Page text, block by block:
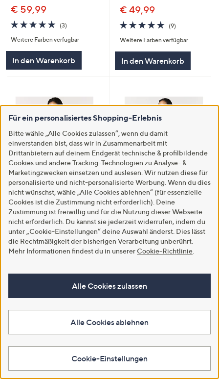
€ 59,99
5.0
von
5
(3)3
Weitere Farben verfügbar
In den Warenkorb
€ 49,99
5.0
von
5
(9)9
Weitere Farben verfügbar
In den Warenkorb
SALE
STEFFEN SCHRAUT Pullover V-
Ausschnitt Seitennahtschlitz
figurumspielend
€ 31,99
5.0
von
(2)2
Bewertungen
SALE
STEFFEN SCHRAUT Cardigan,
3/4 Arm V-Ausschnitt
Strukturstrick figurumspielend
€ 26,99
5.0
von
(3)3
Bewertungen
Für ein personalisiertes Shopping-Erlebnis
Bitte wähle „Alle Cookies zulassen“, wenn du damit
einverstanden bist, dass wir in Zusammenarbeit mit
Drittanbietern auf deinem Endgerät technische & profilbildende
Cookies und andere Tracking-Technologien zu Analyse- &
Marketingzwecken einsetzen und auslesen. Wir nutzen diese für
personalisierte und nicht-personalisierte Werbung. Wenn du dies
nicht wünschst, wähle „Alle Cookies ablehnen“ (für essenzielle
Cookies ist die Zustimmung nicht erforderlich). Deine
Zustimmung ist freiwillig und für die Nutzung dieser Webseite
nicht erforderlich. Du kannst sie jederzeit widerrufen, indem du
unter „Cookie-Einstellungen“ deine Auswahl änderst. Dies lässt
die Rechtmäßigkeit der bisherigen Verarbeitung unberührt.
Mehr Informationen findest du in unserer Cookie-Richtlinie
Alle Cookies zulassen
Alle Cookies ablehnen
Cookie-Einstellungen